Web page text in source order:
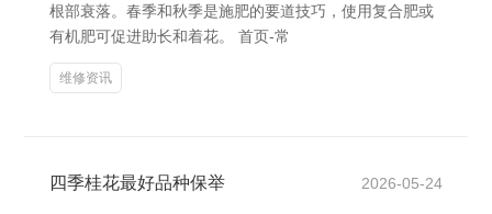
根部衰落。春季和秋季是施肥的要道技巧，使用复合肥或
有机肥可促进助长和着花。 首页-常
维修资讯
四季桂花最好品种保举 2026-05-24